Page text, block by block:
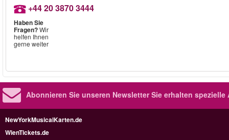
+44 20 3870 3444
Haben Sie
Fragen?Wir
helfen Ihnen
gerne weiter
Abonnieren Sie unseren NewsletterSie erhalten spezielle
NewYorkMusicalKarten.de
WienTickets.de